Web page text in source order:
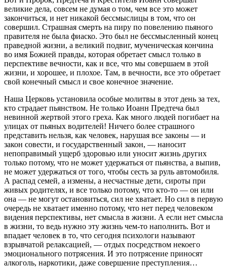
великие дела, совсем не думая о том, чем все это может
закончиться, и нет никакой бессмыслицы в том, что он
совершил. Страшная смерть на пиру по повелению пьяного
правителя не была фиаско. Это был не бессмысленный конец
праведной жизни, а великий подвиг, мученическая кончина
во имя Божией правды, которая обретает смысл только в
перспективе вечности, как и все, что мы совершаем в этой
жизни, и хорошее, и плохое. Там, в вечности, все это обретает
свой конечный смысл и свое конечное значение.
Наша Церковь установила особые молитвы в этот день за тех,
кто страдает пьянством. Не только Иоанн Предтеча был
невинной жертвой этого греха. Как много людей погибает на
улицах от пьяных водителей! Ничего более страшного
представить нельзя, как человек, нарушая все законы — и
закон совести, и государственный закон, — наносит
непоправимый ущерб здоровью или уносит жизнь других
только потому, что не может удержаться от пьянства, а выпив,
не может удержаться от того, чтобы сесть за руль автомобиля.
А распад семей, а измены, а несчастные дети, сироты при
живых родителях, и все только потому, что кто-то — он или
она — не могут остановиться, сил не хватает. Но сил в первую
очередь не хватает именно потому, что нет перед человеком
видения перспективы, нет смысла в жизни. А если нет смысла
в жизни, то ведь нужно эту жизнь чем-то наполнить. Вот и
впадает человек в то, что сегодня психологи называют
взрывчатой релаксацией, — отдых посредством некоего
эмоционального потрясения. И это потрясение приносят
алкоголь, наркотики, даже совершение преступления…